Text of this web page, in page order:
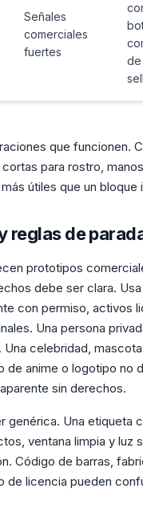
Señales
comerciales
fuertes
de
que funcionen.
para rostro,
útiles que un bloque
reglas de
prototipos
debe ser clara.
con permiso, activos
Una persona
celebridad,
de anime o logotipo no
sin derechos.
genérica. Una etiqueta
ventana limpia y luz
Código de barras,
de licencia pueden